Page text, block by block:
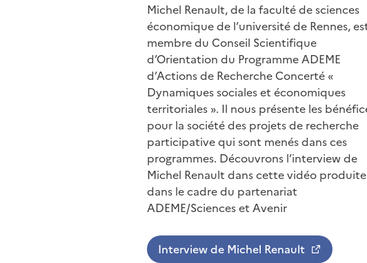
Michel Renault, de la faculté de sciences
économique de l’université de Rennes,
membre du Conseil Scientifique
d’Orientation du Programme ADEME
d’Actions de Recherche Concerté «
Dynamiques sociales et économiques
territoriales ». Il nous présente les
pour la société des projets de recherche
participative qui sont menés dans ces
programmes. Découvrons l’interview de
Michel Renault dans cette vidéo produite
dans le cadre du partenariat
ADEME/Sciences et Avenir
Interview de Michel Renault